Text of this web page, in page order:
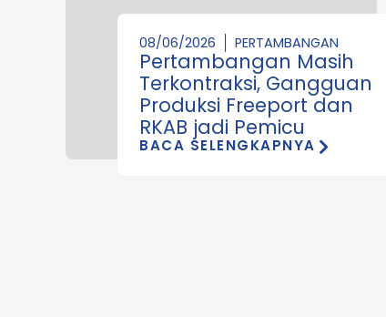
08/06/2026 PERTAMBANGAN
Pertambangan Masih
Terkontraksi, Gangguan
Produksi Freeport dan
RKAB jadi Pemicu
BACA SELENGKAPNYA